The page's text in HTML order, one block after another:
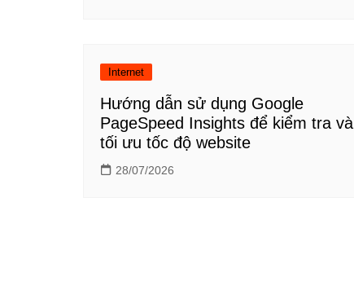
Internet
Hướng dẫn sử dụng Google
PageSpeed Insights để kiểm tra và
tối ưu tốc độ website
28/07/2026